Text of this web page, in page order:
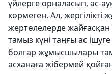
үйлерге орналасып, ас-
көрмеген. Ал,
жертөлелерде
тамыз күні таңғы ас
болгар жұмысшылары
асханаға жібермей